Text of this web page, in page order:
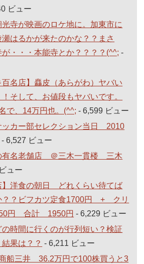
ビュー
寺が映画のロケ地に。加東市に
はるかが来たのかな？？まさ
・・・本能寺とか？？？？(^^; -
名店】麤皮（あらがわ）ヤバい
そして、お値段もヤバいです。
で、14万円也。(^^; - 6,599 ビュー
ッカー部セレクション当日 2010
- 6,527 ビュー
有名老舗店 ＠三木一貫楼 三木
ュー
】洋食の朝日 どれくらい待てば
？？ビフカツ定食1700円 + クリ
円 合計 1950円 - 6,229 ビュー
時間に行くのが行列短い？検証
果は？？ - 6,211 ビュー
船三井 36.2万円で100株買うと3